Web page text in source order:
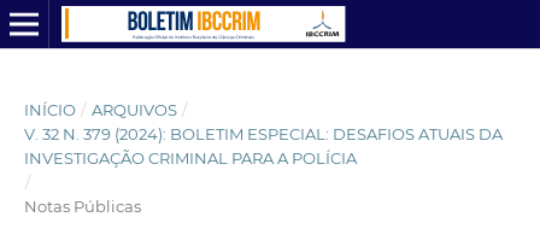
INÍCIO / ARQUIVOS /
V. 32 N. 379 (2024): BOLETIM ESPECIAL: DESAFIOS ATUAIS DA
INVESTIGAÇÃO CRIMINAL PARA A POLÍCIA
/
Notas Públicas